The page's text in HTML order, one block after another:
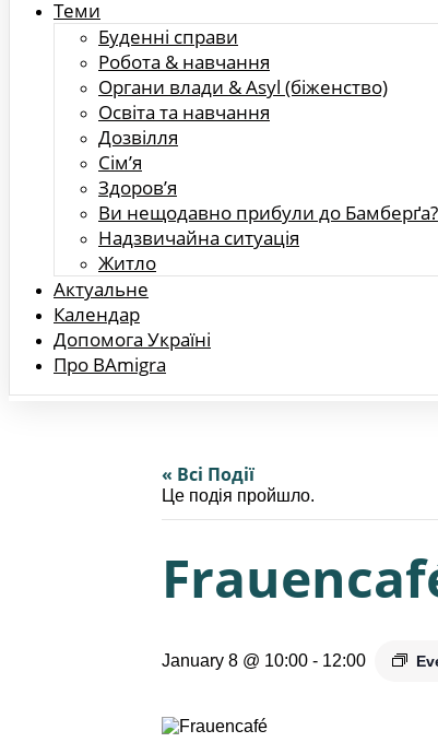
Теми
Буденні справи
Робота & навчання
Органи влади & Asyl (біженство)
Освіта та навчання
Дозвілля
Сім’я
Здоров’я
Ви нещодавно прибули до Бамберґа?
Надзвичайна ситуація
Житло
Актуальне
Календар
Допомога Україні
Про BAmigra
« Всі Події
Це подія пройшло.
January 8 @ 10:00 - 12:00